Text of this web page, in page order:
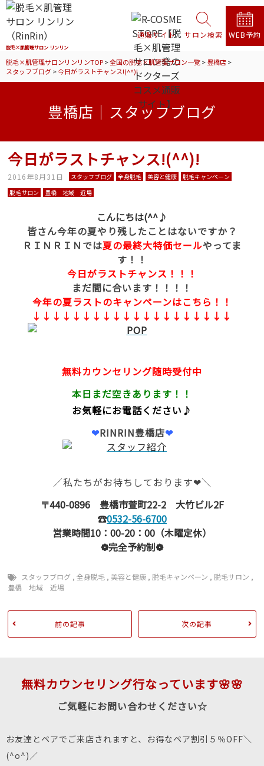
脱毛×肌管理サロン リンリン
通販サイト サロン検索 WEB予約
脱毛×肌管理サロンリンリンTOP>全国の脱毛×肌管理サロン一覧>豊橋店>
スタッフブログ>今日がラストチャンス!(^^)!
豊橋店｜スタッフブログ
今日がラストチャンス!(^^)!
2016年8月31日 スタッフブログ 全身脱毛 美容と健康
脱毛キャンペーン
脱毛サロン
豊橋 地域 近場
こんにちは(^^♪
皆さん今年の夏やり残したことはないですか？
ＲＩＮＲＩＮでは夏の最終大特価セールやってま
す！！
今日がラストチャンス！！！
まだ間に合います！！！！
今年の夏ラストのキャンペーンはこちら！！
↓↓↓↓↓↓↓↓↓↓↓↓↓↓↓↓↓↓↓↓
無料カウンセリング随時受付中
本日まだ空きあります！！
お気軽にお電話ください♪
❤RINRIN豊橋店❤
／私たちがお待ちしております❤＼
〒440-0896 豊橋市萱町22-2 大竹ビル2F
☎0532-56-6700
営業時間10：00-20：00（木曜定休）
❁完全予約制❁
スタッフブログ ,全身脱毛 ,美容と健康 ,脱毛キャンペーン ,脱毛サロン ,
豊橋 地域 近場
前の記事 次の記事
無料カウンセリング行なっています🌸🌸
ご気軽にお問い合わせください☆
お友達とペアでご来店されますと、お得なペア割引５％OFF＼
(^o^)／